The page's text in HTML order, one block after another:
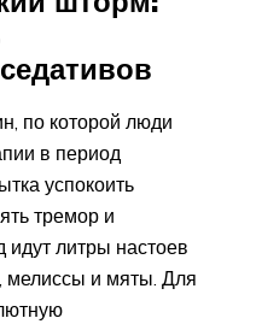
по которой люди
в период
успокоить
тремор и
идут литры настоев
мелиссы и мяты. Для